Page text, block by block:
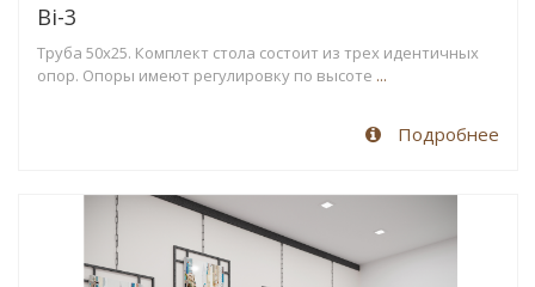
Ві-3
Труба 50х25. Комплект стола состоит из трех идентичных
опор. Опоры имеют регулировку по высоте ...
Подробнее